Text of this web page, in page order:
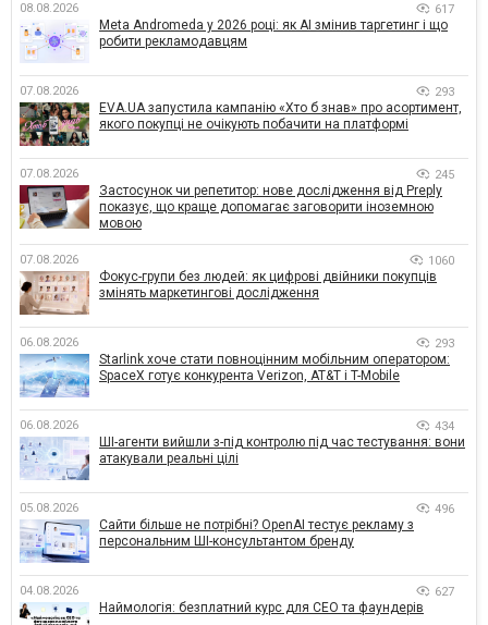
08.08.2026 617
Meta Andromeda у 2026 році: як AI змінив таргетинг і що
робити рекламодавцям
07.08.2026 293
EVA.UA запустила кампанію «Хто б знав» про асортимент,
якого покупці не очікують побачити на платформі
07.08.2026 245
Застосунок чи репетитор: нове дослідження від Preply
показує, що краще допомагає заговорити іноземною
мовою
07.08.2026 1060
Фокус-групи без людей: як цифрові двійники покупців
змінять маркетингові дослідження
06.08.2026 293
Starlink хоче стати повноцінним мобільним оператором:
SpaceX готує конкурента Verizon, AT&T і T-Mobile
06.08.2026 434
ШІ-агенти вийшли з-під контролю під час тестування: вони
атакували реальні цілі
05.08.2026 496
Сайти більше не потрібні? OpenAI тестує рекламу з
персональним ШІ-консультантом бренду
04.08.2026 627
Наймологія: безплатний курс для CEO та фаундерів